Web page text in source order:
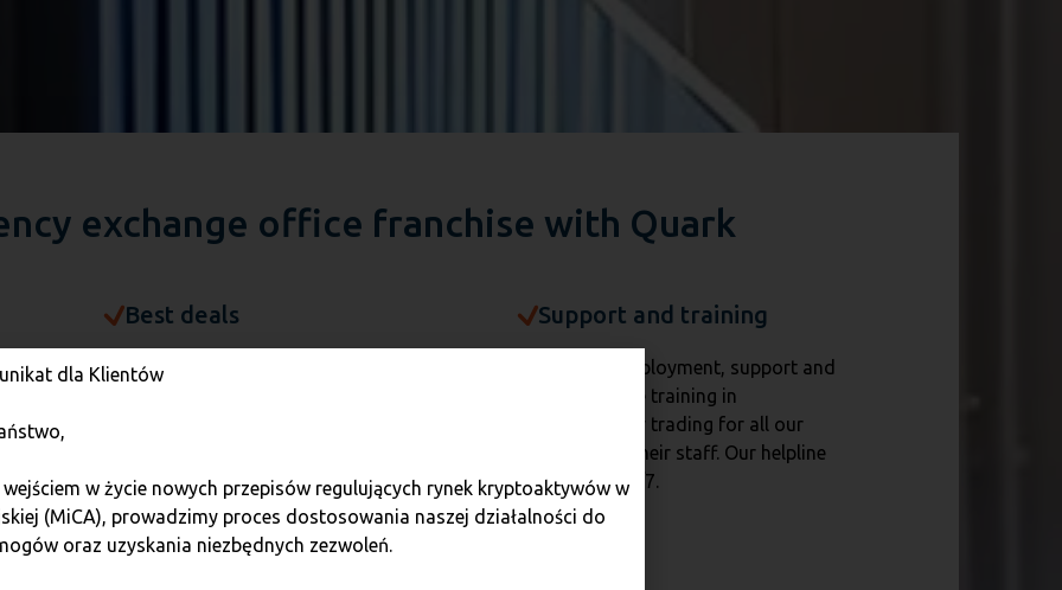
exchange office franchise with Quark
Best deals
Using our sophisticated software, we
Optimisation of these processes lies
at the core of our success.
Support and training
We provide deployment, support and
comprehensive training in
cryptocurrency trading for all our
partners and their staff. Our helpline
is available 24/7.
dla Klientów
w życie nowych przepisów regulujących rynek kryptoaktywów w
(MiCA), prowadzimy proces dostosowania naszej działalności do
oraz uzyskania niezbędnych zezwoleń.